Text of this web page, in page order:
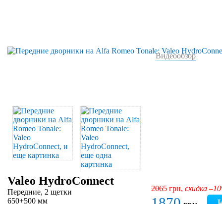
Видеообзор
Valeo HydroConnect
Передние, 2 щетки
650+500 мм
2065 грн, скидка